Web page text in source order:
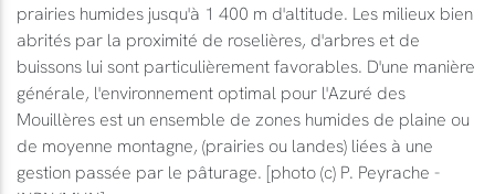
prairies humides jusqu'à 1 400 m d'altitude. Les milieux bien
abrités par la proximité de roselières, d'arbres et de
buissons lui sont particulièrement favorables. D'une manière
générale, l'environnement optimal pour l'Azuré des
Mouillères est un ensemble de zones humides de plaine ou
de moyenne montagne, (prairies ou landes) liées à une
gestion passée par le pâturage. [photo (c) P. Peyrache -